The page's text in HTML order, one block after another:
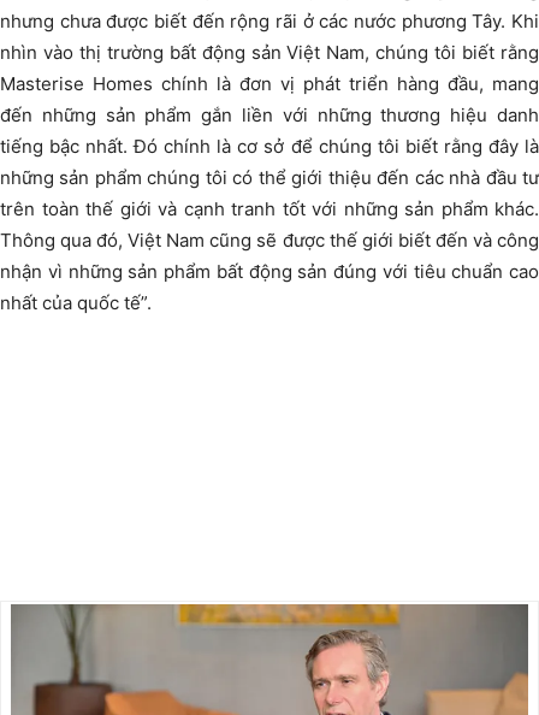
nhưng chưa được biết đến rộng rãi ở các nước phương Tây. Khi
nhìn vào thị trường bất động sản Việt Nam, chúng tôi biết rằng
Masterise Homes chính là đơn vị phát triển hàng đầu, mang
đến những sản phẩm gắn liền với những thương hiệu danh
tiếng bậc nhất. Đó chính là cơ sở để chúng tôi biết rằng đây là
những sản phẩm chúng tôi có thể giới thiệu đến các nhà đầu tư
trên toàn thế giới và cạnh tranh tốt với những sản phẩm khác.
Thông qua đó, Việt Nam cũng sẽ được thế giới biết đến và công
nhận vì những sản phẩm bất động sản đúng với tiêu chuẩn cao
nhất của quốc tế”.